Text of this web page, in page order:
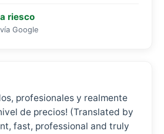
riesco
Google
profesionales y realmente
de precios! (Translated by
fast, professional and truly